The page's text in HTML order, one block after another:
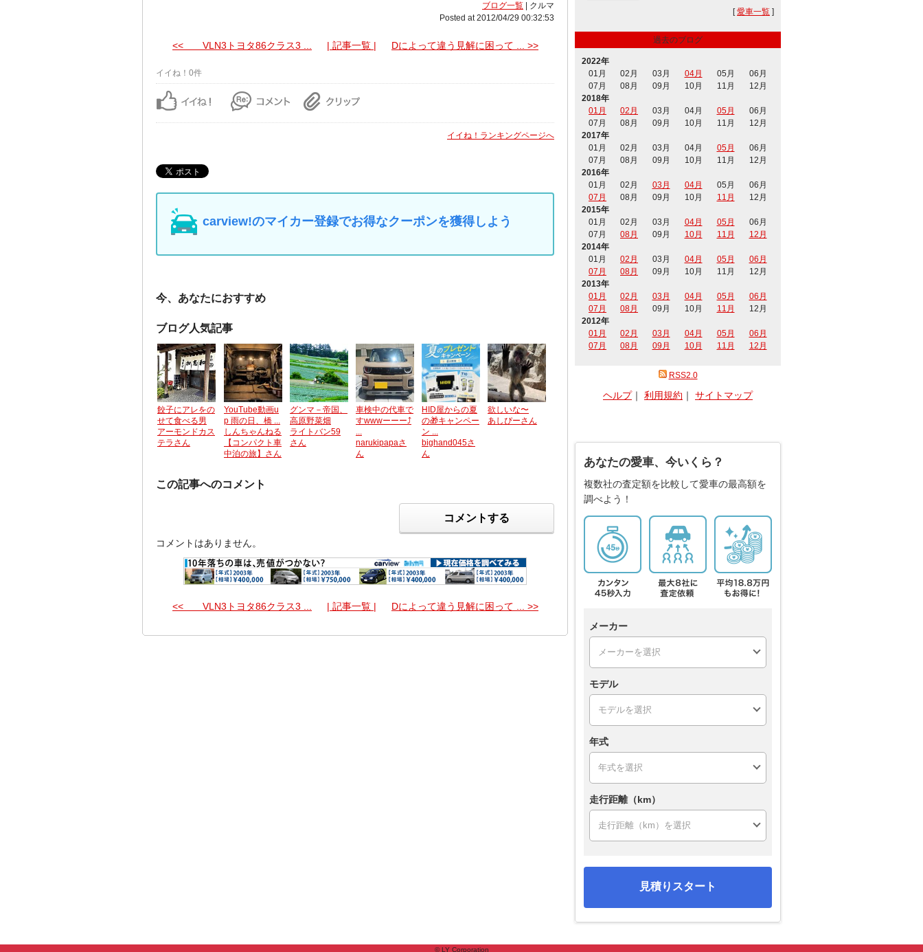
ブログ一覧 | クルマ
Posted at 2012/04/29 00:32:53
<< VLN3トヨタ86クラス3 ... | 記事一覧 | Dによって違う見解に困って ... >>
イイね！0件
イイね！ランキングページへ
carview!のマイカー登録でお得なクーポンを獲得しよう
今、あなたにおすすめ
ブログ人気記事
餃子にアレをの
せて食べる男
アーモンドカス
テラさん
YouTube動画u
p 雨の日、橋 ...
しんちゃんねる
【コンパクト車
中泊の旅】さん
グンマ－帝国、
高原野菜畑
ライトバン59
さん
車検中の代車で
すwwwーーー⤴️
narukipapaさ
ん
HID屋からの夏
の🎁キャンペー
ン ...
bighand045さ
ん
欲しいな〜
あしぴーさん
この記事へのコメント
コメントする
コメントはありません。
<< VLN3トヨタ86クラス3 ... | 記事一覧 | Dによって違う見解に困って ... >>
[愛車一覧 ]
過去のブログ
2022年
01月
02月 03月 04月 05月
06月
07月
08月 09月 10月 11月
12月
2018年
01月
02月 03月 04月 05月
06月
07月
08月 09月 10月 11月
12月
2017年
01月
02月 03月 04月 05月
06月
07月
08月 09月 10月 11月
12月
2016年
01月
02月 03月 04月 05月
06月
07月
08月 09月 10月 11月
12月
2015年
01月
02月 03月 04月 05月
06月
07月
08月 09月 10月 11月
12月
2014年
01月
02月 03月 04月 05月
06月
07月
08月 09月 10月 11月
12月
2013年
01月
02月 03月 04月 05月
06月
07月
08月 09月 10月 11月
12月
2012年
01月
02月 03月 04月 05月
06月
07月
08月 09月 10月 11月 12月
RSS2.0
ヘルプ｜ 利用規約 ｜ サイトマップ
あなたの愛車、今いくら？
複数社の査定額を比較して愛車の最高額を
調べよう！
メーカー
モデル
年式
走行距離（km）
見積りスタート
© LY Corporation